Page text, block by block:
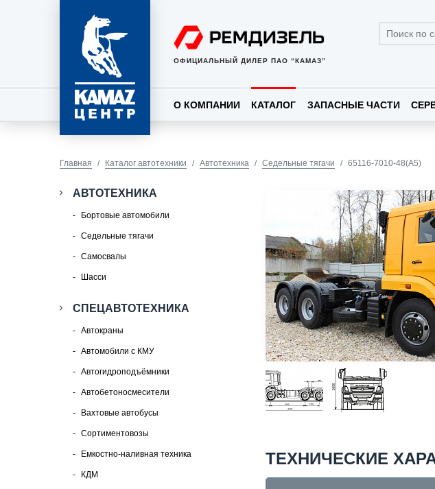
ОФИЦИАЛЬНЫЙ ДИЛЕР ПАО “КАМАЗ”
О КОМПАНИИ КАТАЛОГ ЗАПАСНЫЕ ЧАСТИ
Главная Каталог автотехники Автотехника Седельные тягачи 65116-7010-48(A5)
АВТОТЕХНИКА
Бортовые автомобили
Седельные тягачи
Самосвалы
Шасси
СПЕЦАВТОТЕХНИКА
Автокраны
Автомобили с КМУ
Автогидроподъёмники
Автобетоносмесители
Вахтовые автобусы
Сортиментовозы
Емкостно-наливная техника
КДМ
ТЕХНИЧЕСКИЕ